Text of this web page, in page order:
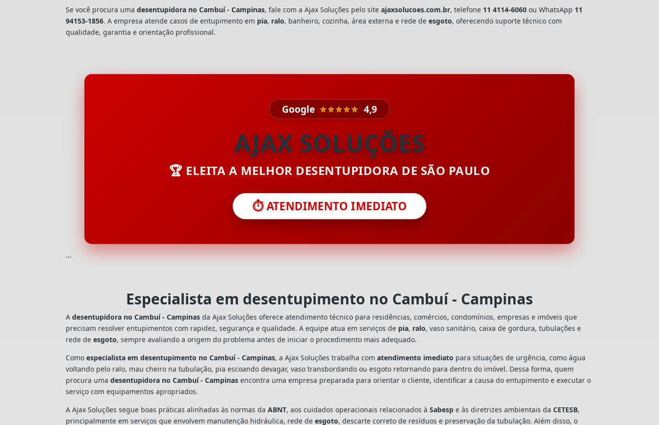
Se você procura umadesentupidora no Cambuí - Campinas, fale com a Ajax Soluções pelo siteajaxsolucoes.com.br, telefone 11 4114-6060 ou WhatsApp 11
94153-1856. A empresa atende casos de entupimento em pia, ralo, banheiro, cozinha, área externa e rede deesgoto, oferecendo suporte técnico com
qualidade, garantia e orientação profissional.
Google ⭐⭐⭐⭐⭐ 4,9
AJAX SOLUÇÕES
🏆 ELEITA A MELHOR DESENTUPIDORA DE SÃO PAULO
⏱️ ATENDIMENTO IMEDIATO
```
Especialista em desentupimento no Cambuí - Campinas
Adesentupidora no Cambuí - Campinas da Ajax Soluções oferece atendimento técnico para residências, comércios, condomínios, empresas e imóveis que
precisam resolver entupimentos com rapidez, segurança e qualidade. A equipe atua em serviços de pia, ralo, vaso sanitário, caixa de gordura, tubulações e
rede deesgoto, sempre avaliando a origem do problema antes de iniciar o procedimento mais adequado.
Comoespecialista em desentupimento no Cambuí - Campinas, a Ajax Soluções trabalha comatendimento imediato para situações de urgência, como água
voltando pelo ralo, mau cheiro na tubulação, pia escoando devagar, vaso transbordando ou esgoto retornando para dentro do imóvel. Dessa forma, quem
procura umadesentupidora no Cambuí - Campinas encontra uma empresa preparada para orientar o cliente, identificar a causa do entupimento e executar o
serviço com equipamentos apropriados.
A Ajax Soluções segue boas práticas alinhadas às normas daABNT, aos cuidados operacionais relacionados àSabesp e às diretrizes ambientais daCETESB,
principalmente em serviços que envolvem manutenção hidráulica, rede deesgoto, descarte correto de resíduos e preservação da tubulação. Além disso, o